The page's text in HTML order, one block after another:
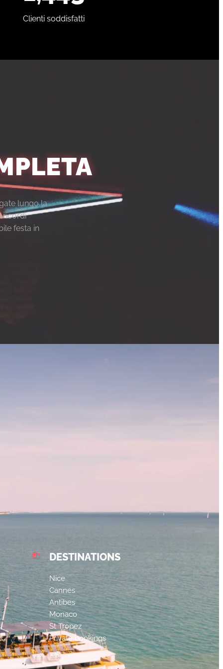
Clienti soddisfatti
lungo la
ricordi
festa in
DESTINATIONS
Nice
Cannes
Antibes
Monaco
St Tropez
Private bookings